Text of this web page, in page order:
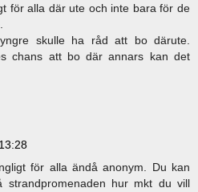
för alla där ute och inte bara för de
skulle ha råd att bo därute.
chans att bo där annars kan det
för alla ändå anonym. Du kan
strandpromenaden hur mkt du vill